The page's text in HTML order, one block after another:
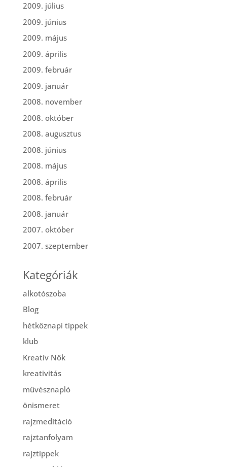
2009. július
2009. június
2009. május
2009. április
2009. február
2009. január
2008. november
2008. október
2008. augusztus
2008. június
2008. május
2008. április
2008. február
2008. január
2007. október
2007. szeptember
Kategóriák
alkotószoba
Blog
hétköznapi tippek
klub
Kreatív Nők
kreativitás
művésznapló
önismeret
rajzmeditáció
rajztanfolyam
rajztippek